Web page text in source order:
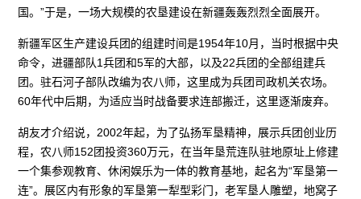
国。”于是，一场大规模的农垦建设在新疆轰轰烈烈全面展开。
新疆军区生产建设兵团的组建时间是1954年10月，当时根据中央
命令，进疆部队1兵团和5军的大部，以及22兵团的全部组建兵
团。驻石河子部队改编为农八师，这里成为兵团司政机关农场。
60年代中后期，为适应当时战备要求连部搬迁，这里逐渐废弃。
胡友才介绍说，2002年起，为了弘扬军垦精神，展示兵团创业历
程，农八师152团投资360万元，在当年垦荒连队驻地原址上修建
一个集参观教育、休闲娱乐为一体的教育基地，起名为“军垦第一
连”。展区内有形象的军垦第一犁型彩门，老军垦人雕塑，地窝子